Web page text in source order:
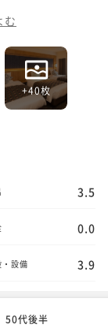
む
+40枚
3.5
0.0
・設備 3.9
50代後半